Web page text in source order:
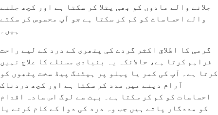
جلانے والے مادوں کو بھی پتلا کر سکتا ہے اور کچھ جلنے
والے احساسات کو کم کر سکتا ہے جو آپ محسوس کر سکتے
ہیں۔
گرمی کا اطلاق اکثر گردے کی پتھری کے درد کے لیے راحت
فراہم کرتا ہے، حالانکہ یہ بنیادی مسئلے کا علاج نہیں
کرتا ہے۔ آپ کی کمر یا پہلو پر ہیٹنگ پیڈ سخت پٹھوں کو
آرام دینے میں مدد کر سکتا ہے اور کچھ دردناک
احساسات کو کم کر سکتا ہے۔ بہت سے لوگ اس سادہ اقدام
کو مددگار پاتے ہیں جب وہ درد کی دوا کے کام کرنے یا